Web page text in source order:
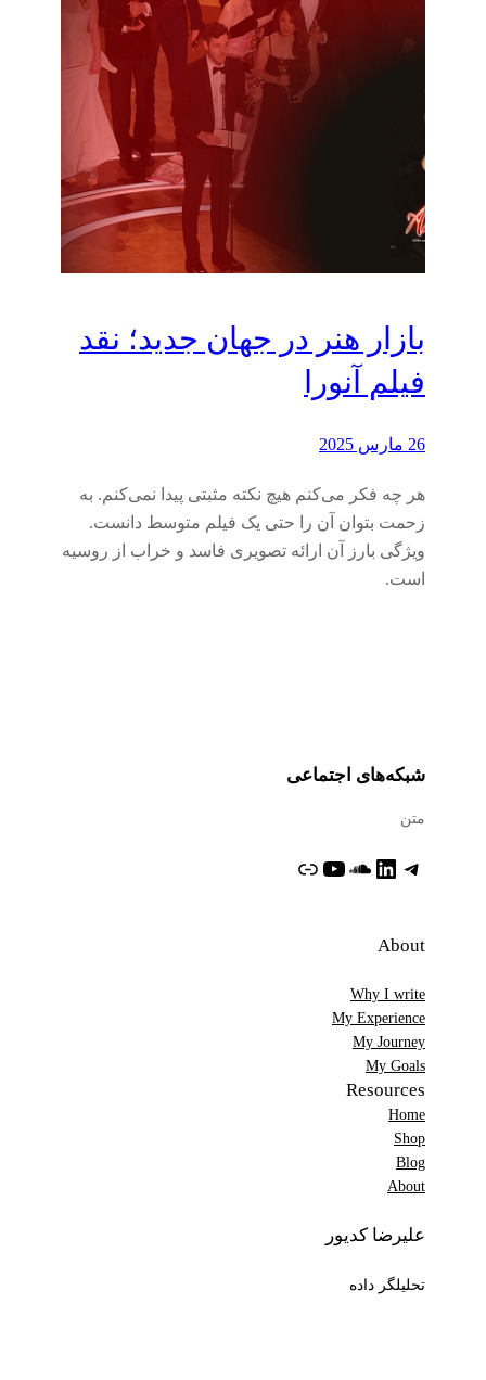
بازار هنر در جهان جدید؛ نقد
فیلم آنورا
26 مارس 2025
هر چه فکر می‌کنم هیچ نکته مثبتی پیدا نمی‌کنم. به
زحمت بتوان آن را حتی یک فیلم متوسط دانست.
ویژگی بارز آن ارائه تصویری فاسد و خراب از روسیه
است.
شبکه‌های اجتماعی
متن
تلگرام لینکداین ساوندکلاود یوتیوبپیوند
About
Why I write
My Experience
My Journey
My Goals
Resources
Home
Shop
Blog
About
علیرضا کدیور
تحلیلگر داده